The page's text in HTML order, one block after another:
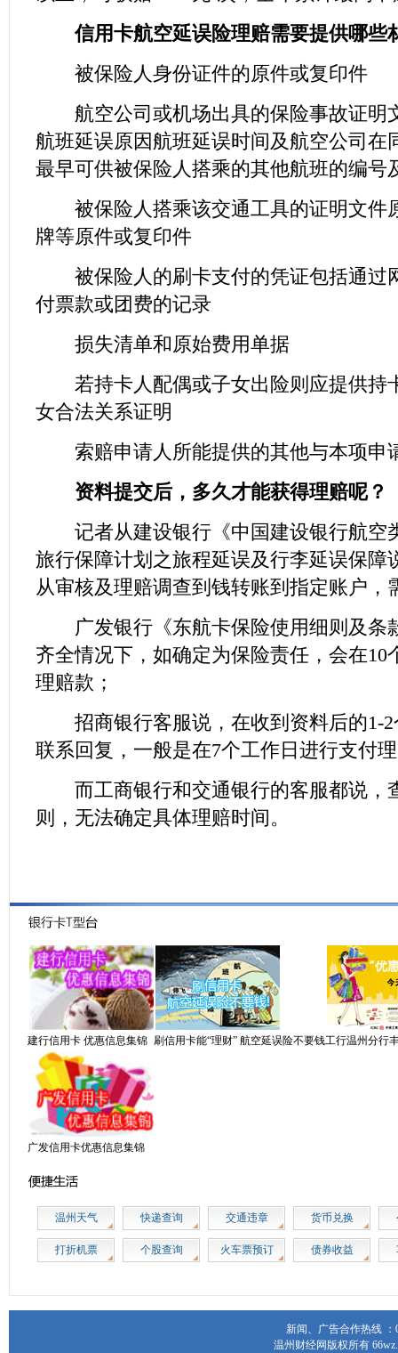
信用卡航空延误险理赔需要提供哪些
被保险人身份证件的原件或复印件
航空公司或机场出具的保险事故证明
航班延误原因航班延误时间及航空公司在
最早可供被保险人搭乘的其他航班的编号
被保险人搭乘该交通工具的证明文件
牌等原件或复印件
被保险人的刷卡支付的凭证包括通过
付票款或团费的记录
损失清单和原始费用单据
若持卡人配偶或子女出险则应提供持
女合法关系证明
索赔申请人所能提供的其他与本项申
资料提交后，多久才能获得理赔呢？
记者从建设银行《中国建设银行航空
旅行保障计划之旅程延误及行李延误保障
从审核及理赔调查到钱转账到指定账户，
广发银行《东航卡保险使用细则及条
齐全情况下，如确定为保险责任，会在10
理赔款；
招商银行客服说，在收到资料后的1-2
联系回复，一般是在7个工作日进行支付
而工商银行和交通银行的客服都说，
则，无法确定具体理赔时间。
建行信用卡 优惠信息集锦 刷信用卡能“理财” 航空延误险不要钱工行温州分行
广发信用卡优惠信息集锦
温州天气 快递查询 交通违章 货币兑换
打折机票 个股查询 火车票预订 债券收益
新闻、广告合作热线 ：
温州财经网版权所有